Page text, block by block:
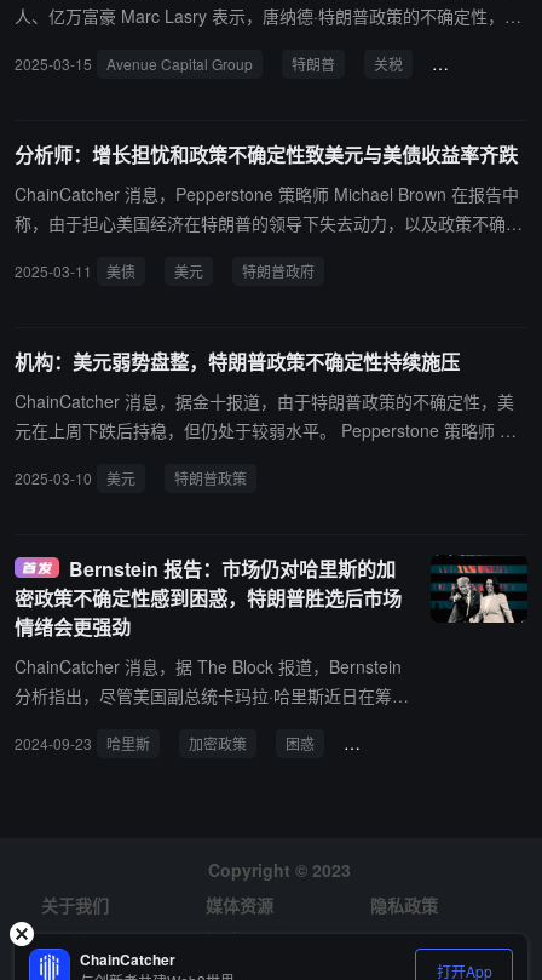
人、亿万富豪 Marc Lasry 表示，唐纳德·特朗普政策的不确定性，尤
做什么的时候，那就是个问题了，”65 岁的 Lasry 周五在纽约大学的
2025-03-15 Avenue Capital Group 特朗普 关税 经济衰退
分析师：增长担忧和政策不确定性致美元与美债收益率齐跌
ChainCatcher 消息，Pepperstone 策略师 Michael Brown 在报告中
称，由于担心美国经济在特朗普的领导下失去动力，以及政策不确定
济痛苦换取长期收益的理念，持续疲软的情绪使收益率走低，这给美
数据疲软将加剧市场对经济动能减弱的现有紧张情绪。
2025-03-11 美债 美元 特朗普政府
机构：美元弱势盘整，特朗普政策不确定性持续施压
ChainCatcher 消息，据金十报道，由于特朗普政策的不确定性，美
元在上周下跌后持稳，但仍处于较弱水平。 Pepperstone 策略师 Mic
向一样经常变化”。特朗普在关税问题上的反复无常使得市场参与者
2025-03-10 美元 特朗普政策
Bernstein 报告：市场仍对哈里斯的加
密政策不确定性感到困惑，特朗普胜选后市场
情绪会更强劲
ChainCatcher 消息，据 The Block 报道，Bernstein
分析指出，尽管美国副总统卡玛拉·哈里斯近日在筹款
感到困惑。相比之下，特朗普胜选后的加密市场情绪
资金流入及美联储的宽松货币政策预计将继续推动市
场上涨。
2024-09-23 哈里斯 加密政策 困惑 特朗普
Copyright © 2023
关于我们
媒体资源
隐私政策
风险提示
招聘
ChainCatcher 打开App